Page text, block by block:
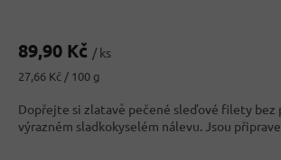
89,90 Kč / ks
Měrná
27,66 Kč / 100 g
Dopřejte si zlatavě pečené sleďové filety bez
výrazném sladkokyselém nálevu. Jsou